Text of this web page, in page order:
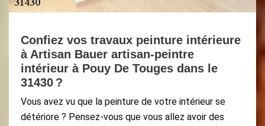
Confiez vos travaux peinture intérieure
à Artisan Bauer artisan-peintre
intérieur à Pouy De Touges dans le
31430 ?
Vous avez vu que la peinture de votre intérieur se
détériore ? Pensez-vous que vous allez avoir des